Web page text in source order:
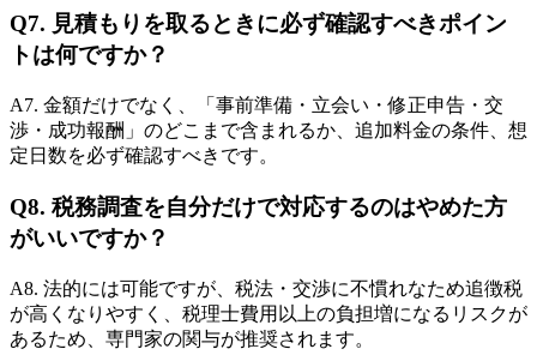
Q7. 見積もりを取るときに必ず確認すべきポイン
トは何ですか？
A7. 金額だけでなく、「事前準備・立会い・修正申告・交
渉・成功報酬」のどこまで含まれるか、追加料金の条件、想
定日数を必ず確認すべきです。
Q8. 税務調査を自分だけで対応するのはやめた方
がいいですか？
A8. 法的には可能ですが、税法・交渉に不慣れなため追徴税
が高くなりやすく、税理士費用以上の負担増になるリスクが
あるため、専門家の関与が推奨されます。